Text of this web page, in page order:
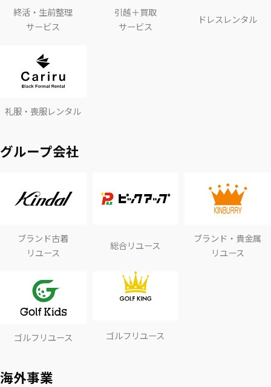
終活・生前整理
サービス
引越＋買取
サービス
ドレスレンタル
礼服・喪服レンタル
グループ会社
ブランド古着
リユース
総合リユース
ブランド・貴金属
リユース
ゴルフリユース ゴルフリユース
海外事業